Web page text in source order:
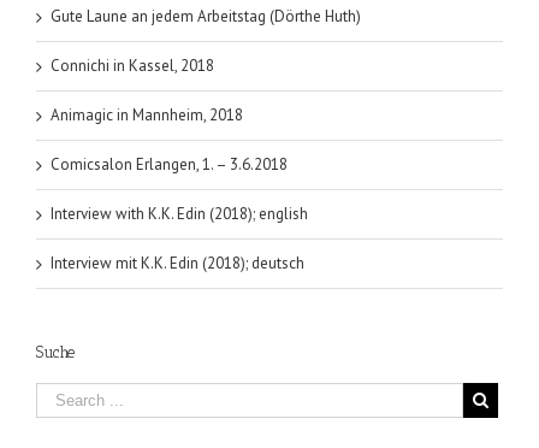
Gute Laune an jedem Arbeitstag (Dörthe Huth)
Connichi in Kassel, 2018
Animagic in Mannheim, 2018
Comicsalon Erlangen, 1. – 3.6.2018
Interview with K.K. Edin (2018); english
Interview mit K.K. Edin (2018); deutsch
Suche